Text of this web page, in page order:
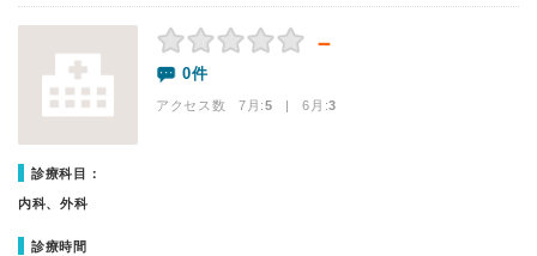
－
0件
アクセス数 7月:5 | 6月:3
診療科目：
内科、外科
診療時間